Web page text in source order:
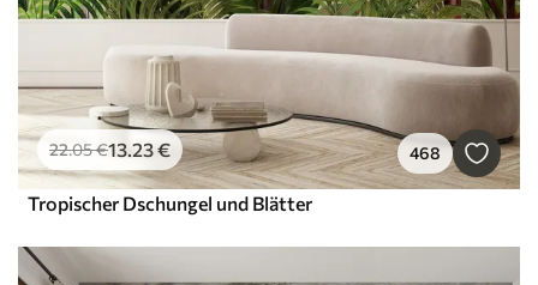
22.05€13.23€ 468
Tropischer Dschungel und Blätter